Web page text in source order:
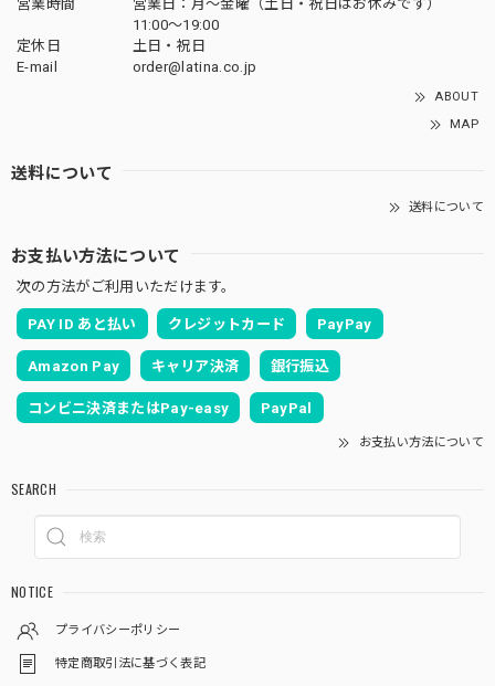
営業時間
営業日：月〜金曜（土日・祝日はお休みです）
11:00〜19:00
定休日
土日・祝日
E-mail
order@latina.co.jp
ABOUT
MAP
送料について
送料について
お支払い方法について
次の方法がご利用いただけます。
PAY ID あと払い クレジットカード PayPay
Amazon Pay キャリア決済 銀行振込
コンビニ決済またはPay-easy PayPal
お支払い方法について
SEARCH
NOTICE
プライバシーポリシー
特定商取引法に基づく表記